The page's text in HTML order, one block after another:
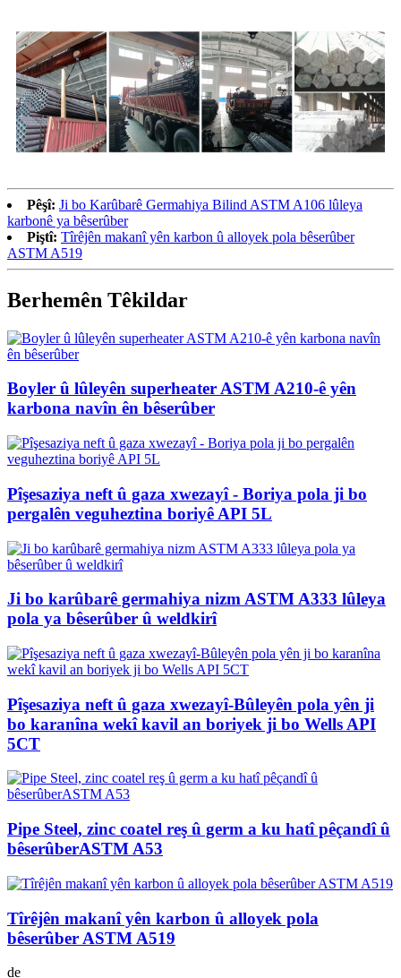
Pêşî: Ji bo Karûbarê Germahiya Bilind ASTM A106 lûleya
karbonê ya bêserûber
Piştî: Tîrêjên makanî yên karbon û alloyek pola bêserûber
ASTM A519
Berhemên Têkildar
Boyler û lûleyên superheater ASTM A210-ê yên
karbona navîn ên bêserûber
Pîşesaziya neft û gaza xwezayî - Boriya pola ji bo
pergalên veguheztina boriyê API 5L
Ji bo karûbarê germahiya nizm ASTM A333 lûleya
pola ya bêserûber û weldkirî
Pîşesaziya neft û gaza xwezayî-Bûleyên pola yên ji
bo karanîna wekî kavil an boriyek ji bo Wells API
5CT
Pipe Steel, zinc coatel reş û germ a ku hatî pêçandî û
bêserûberASTM A53
Tîrêjên makanî yên karbon û alloyek pola
bêserûber ASTM A519
de